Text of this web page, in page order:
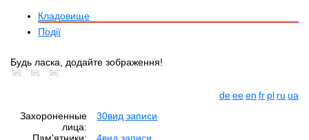
Кладовище
Події
Будь ласка, додайте зображення!
deeeen fr pl ru ua
Захороненные
лица:
30вид записи
Пам'ятники:
4вид записи